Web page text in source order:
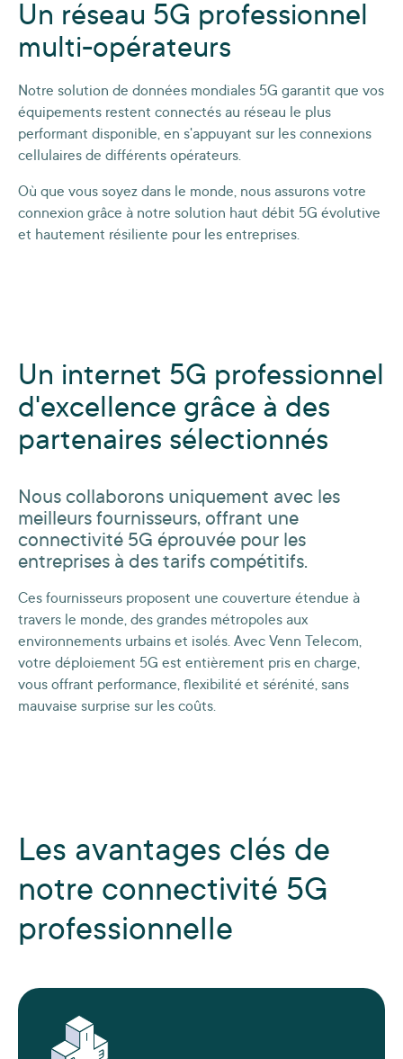
Un réseau 5G professionnel
multi-opérateurs
Notre solution de données mondiales 5G garantit que vos
équipements restent connectés au réseau le plus
performant disponible, en s'appuyant sur les connexions
cellulaires de différents opérateurs.
Où que vous soyez dans le monde, nous assurons votre
connexion grâce à notre solution haut débit 5G évolutive
et hautement résiliente pour les entreprises.
Un internet 5G professionnel
d'excellence grâce à des
partenaires sélectionnés
Nous collaborons uniquement avec les
meilleurs fournisseurs, offrant une
connectivité 5G éprouvée pour les
entreprises à des tarifs compétitifs.
Ces fournisseurs proposent une couverture étendue à
travers le monde, des grandes métropoles aux
environnements urbains et isolés. Avec Venn Telecom,
votre déploiement 5G est entièrement pris en charge,
vous offrant performance, flexibilité et sérénité, sans
mauvaise surprise sur les coûts.
Les avantages clés de
notre connectivité 5G
professionnelle